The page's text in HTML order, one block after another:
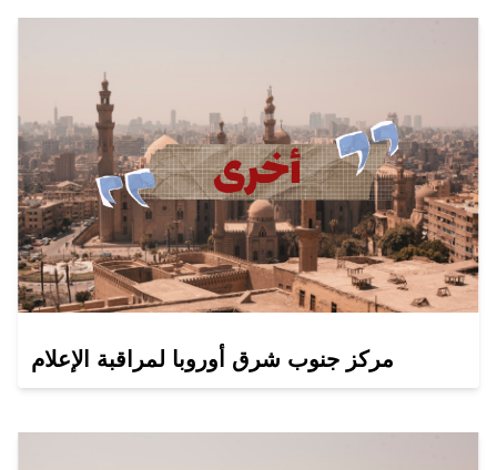
مركز جنوب شرق أوروبا لمراقبة الإعلام